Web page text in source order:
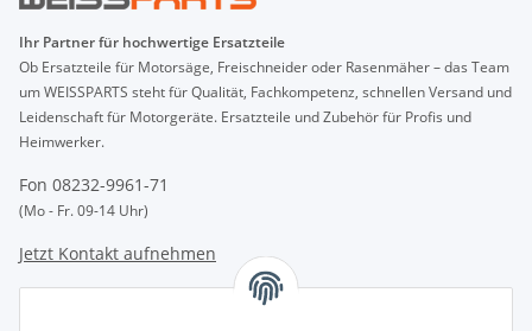
Ihr Partner für hochwertige Ersatzteile
Ob Ersatzteile für Motorsäge, Freischneider oder Rasenmäher – das Team
um WEISSPARTS steht für Qualität, Fachkompetenz, schnellen Versand und
Leidenschaft für Motorgeräte. Ersatzteile und Zubehör für Profis und
Heimwerker.
Fon 08232-9961-71
(Mo - Fr. 09-14 Uhr)
Jetzt Kontakt aufnehmen